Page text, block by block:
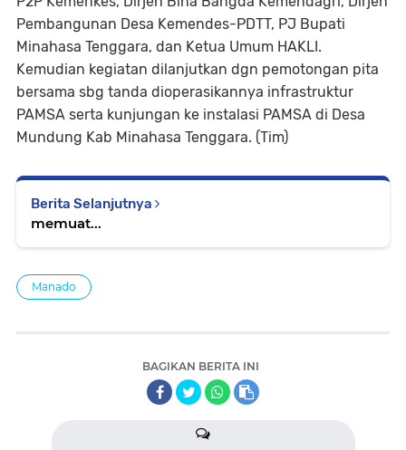
Pembangunan Desa Kemendes-PDTT, PJ Bupati
Minahasa Tenggara, dan Ketua Umum HAKLI.
Kemudian kegiatan dilanjutkan dgn pemotongan pita
bersama sbg tanda dioperasikannya infrastruktur
PAMSA serta kunjungan ke instalasi PAMSA di Desa
Mundung Kab Minahasa Tenggara. (Tim)
Berita Selanjutnya
memuat...
Manado
BAGIKAN BERITA INI